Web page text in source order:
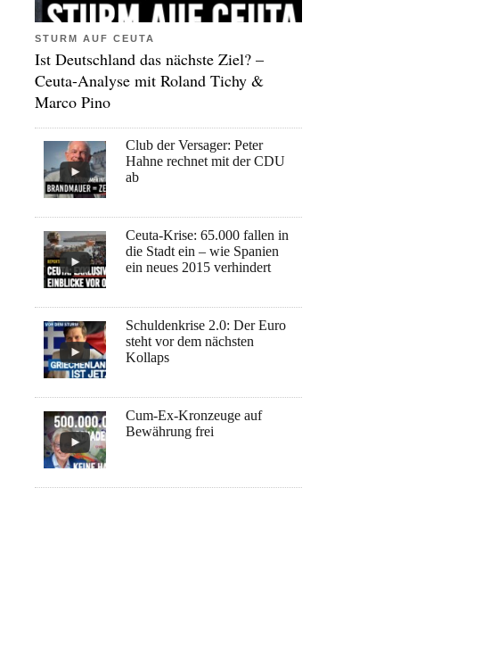
STURM AUF CEUTA
Ist Deutschland das nächste Ziel? –
Ceuta-Analyse mit Roland Tichy &
Marco Pino
Club der Versager: Peter
Hahne rechnet mit der CDU
ab
Ceuta-Krise: 65.000 fallen in
die Stadt ein – wie Spanien
ein neues 2015 verhindert
Schuldenkrise 2.0: Der Euro
steht vor dem nächsten
Kollaps
Cum-Ex-Kronzeuge auf
Bewährung frei